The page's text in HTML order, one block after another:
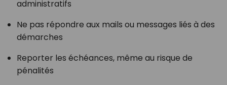
administratifs
Ne pas répondre aux mails ou messages liés à des
démarches
Reporter les échéances, même au risque de
pénalités